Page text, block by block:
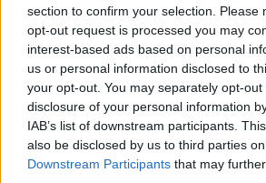
section to confirm your selection. Please
opt-out request is processed you may
interest-based ads based on personal
us or personal information disclosed to
your opt-out. You may separately opt-
disclosure of your personal information
IAB’s list of downstream participants.
also be disclosed by us to third parties
Downstream Participants that may
Κάναμε ήδη τα....σαράντα της
τμήματος. Οι εκπρόσωποι των
ύπνο του δικαίου. Ακολούθησαν την
για να έχουν άλλοθι για την απραξία
γίνει τίποτα, φτιάξε μια επιτροπή.
ΚατηγορίαΆρθρα 15 Δεκ 2019